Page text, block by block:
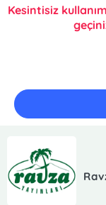
Kesintisiz